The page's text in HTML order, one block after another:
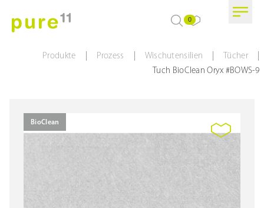
0
Produkte Prozess Wischutensilien Tücher
Tuch BioClean Oryx #BOWS-9
BioClean